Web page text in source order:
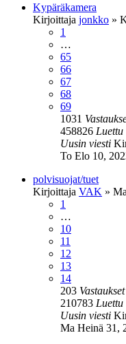
Kypäräkamera
Kirjoittaja jonkko »
1
…
65
66
67
68
69
1031
458826 Luettu
Uusin viesti
To Elo 10,
polvisuojat/tuet
Kirjoittaja VAK »
1
…
10
11
12
13
14
203 Vastaukset
210783 Luettu
Uusin viesti
Ma Heinä 31,